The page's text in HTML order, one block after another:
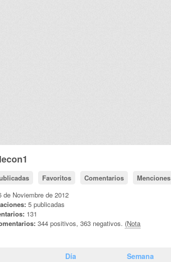
Favoritos Comentarios
Menciones
de Noviembre de 2012
5 publicadas
131
344 positivos, 363 negativos. (Nota
Día Semana